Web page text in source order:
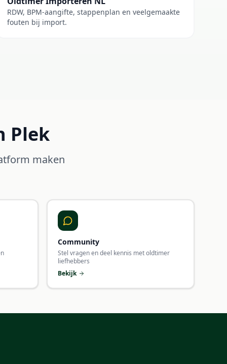
RDW, BPM-aangifte, stappenplan en veelgemaakte
fouten bij import.
Plek
maken
Community
Stel vragen en deel kennis met oldtimer
liefhebbers
Bekijk